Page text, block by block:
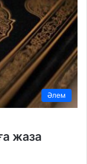
Әлем
жаза